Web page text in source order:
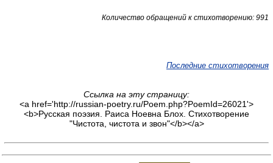
Количество обращений к стихотворению: 991
Последние стихотворения
Ссылка на эту страницу:
<a href='http://russian-poetry.ru/Poem.php?PoemId=26021'>
<b>Русская поэзия. Раиса Ноевна Блох. Стихотворение
"Чистота, чистота и звон"</b></a>